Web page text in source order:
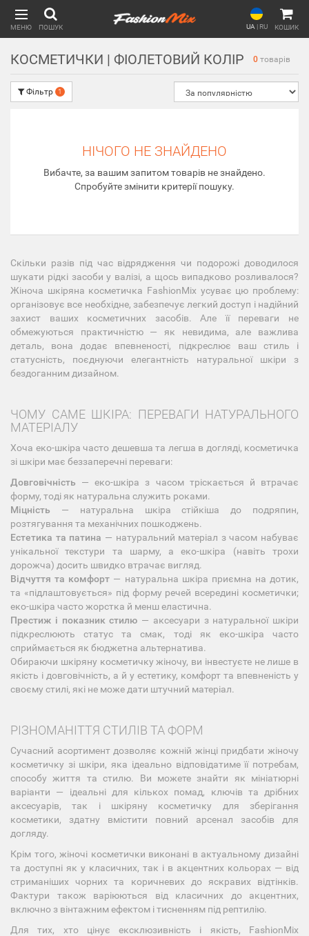
МЕНЮ ПОШУК UA | RU КОШИК
КОСМЕТИЧКИ | ФІОЛЕТОВИЙ КОЛІР 0 товарів
Фільтр 1
НІЧОГО НЕ ЗНАЙДЕНО
Вибачте, за вашим запитом товарів не знайдено.
Спробуйте змінити критерії пошуку.
Скільки разів під час відрядження чи подорожі доводилося
шукати рідкі засоби у валізі, а щось випадково розливалося?
Жіноча шкіряна косметичка FashionMix усуває цю проблему:
організовує все необхідне, забезпечує легкий доступ і надійний
захист ваших косметичних засобів. Але її переваги не
обмежуються практичністю — як невидима, але важлива
деталь, вона додає впевненості, підкреслює ваш стиль і
статусність, поєднуючи елегантність натуральної шкіри з
бездоганним дизайном.
ЧОМУ САМЕ ШКІРА: ПЕРЕВАГИ НАТУРАЛЬНОГО
МАТЕРІАЛУ
Хоча еко-шкіра часто дешевша та легша в догляді, косметичка
зі шкіри має беззаперечні переваги:
Довговічність — еко-шкіра з часом тріскається й втрачає
форму, тоді як натуральна служить роками.
Міцність — натуральна шкіра стійкіша до подряпин,
розтягування та механічних пошкоджень.
Естетика та патина — натуральний матеріал з часом набуває
унікальної текстури та шарму, а еко-шкіра (навіть трохи
дорожча) досить швидко втрачає вигляд.
Відчуття та комфорт — натуральна шкіра приємна на дотик,
та «підлаштовується» під форму речей всередині косметички;
еко-шкіра часто жорстка й менш еластична.
Престиж і показник стилю — аксесуари з натуральної шкіри
підкреслюють статус та смак, тоді як еко-шкіра часто
сприймається як бюджетна альтернатива.
Обираючи шкіряну косметичку жіночу, ви інвестуєте не лише в
якість і довговічність, а й у естетику, комфорт та впевненість у
своєму стилі, які не може дати штучний матеріал.
РІЗНОМАНІТТЯ СТИЛІВ ТА ФОРМ
Сучасний асортимент дозволяє кожній жінці придбати жіночу
косметичку зі шкіри, яка ідеально відповідатиме її потребам,
способу життя та стилю. Ви можете знайти як мініатюрні
варіанти — ідеальні для кількох помад, ключів та дрібних
аксесуарів, так і шкіряну косметичку для зберігання
косметики, здатну вмістити повний арсенал засобів для
догляду.
Крім того, жіночі косметички виконані в актуальному дизайні
та доступні як у класичних, так і в акцентних кольорах — від
стриманіших чорних та коричневих до яскравих відтінків.
Фактури також варіюються від класичних до акцентних,
включно з вінтажним ефектом і тисненням під рептилію.
Для тих, хто цінує ексклюзивність і якість, FashionMix